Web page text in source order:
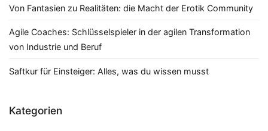
Von Fantasien zu Realitäten: die Macht der Erotik Community
Agile Coaches: Schlüsselspieler in der agilen Transformation
von Industrie und Beruf
Saftkur für Einsteiger: Alles, was du wissen musst
Kategorien